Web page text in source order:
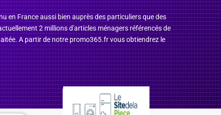
en France aussi bien auprès des particuliers que des
2 millions d'articles ménagers référencés de
A partir de notre promo365.fr vous obtiendrez le